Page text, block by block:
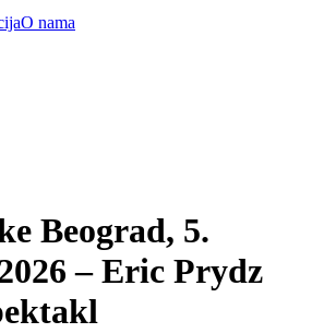
O nama
Beograd, 5.
– Eric Prydz